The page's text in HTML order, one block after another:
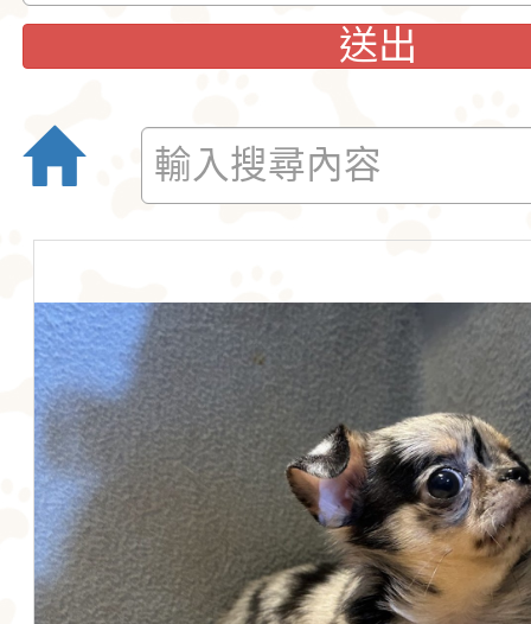
格和嬌小的體型廣受
小型玩具犬，同時也
犬的狩獵與防範本
娃娃藏在花束裡，送
Patti），後者對外
娃娃成為家喻戶曉
送出